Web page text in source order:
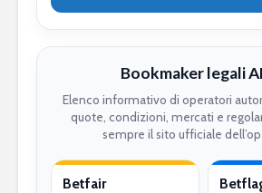
Bookmaker legali
Elenco informativo di operatori
quote, condizioni, mercati e
sempre il sito ufficiale
Betfair